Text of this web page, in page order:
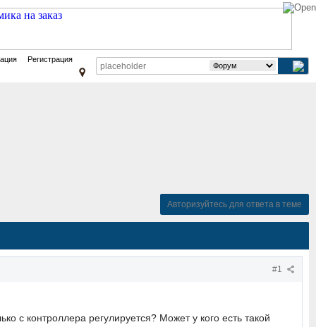
Регистрация
Авторизуйтесь для ответа в теме
#1
с контроллера регулируется? Может у кого есть такой